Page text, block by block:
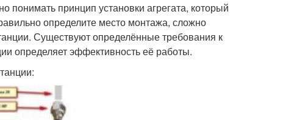
принцип установки агрегата, который
определите место монтажа, сложно
Существуют определённые требования к
определяет эффективность её работы.